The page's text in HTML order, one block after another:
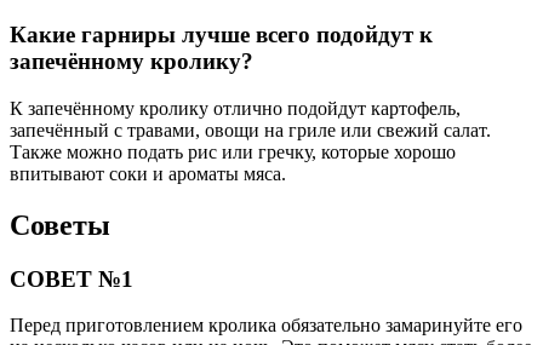
Какие гарниры лучше всего подойдут к
запечённому кролику?
К запечённому кролику отлично подойдут картофель,
запечённый с травами, овощи на гриле или свежий салат.
Также можно подать рис или гречку, которые хорошо
впитывают соки и ароматы мяса.
Советы
СОВЕТ №1
Перед приготовлением кролика обязательно замаринуйте его